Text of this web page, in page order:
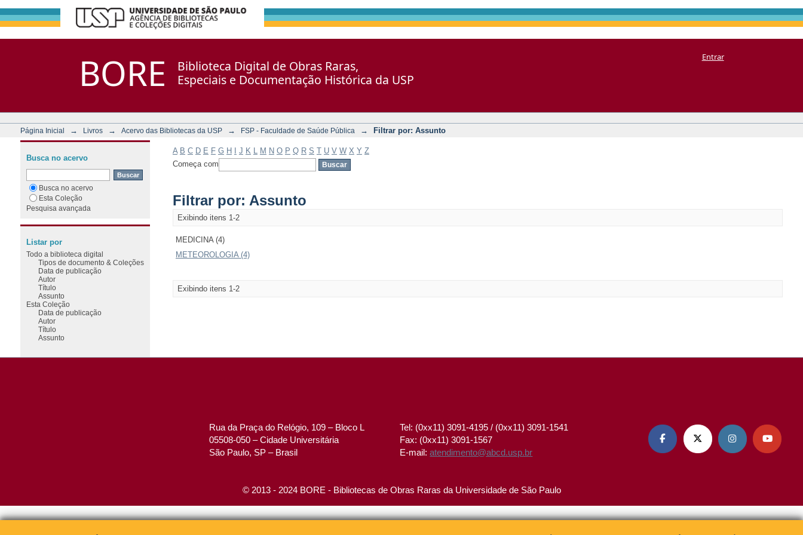
BORE
Biblioteca Digital de Obras Raras,
Especiais e Documentação Histórica da USP
Entrar
Página Inicial → Livros → Acervo das Bibliotecas da USP → FSP - Faculdade de Saúde Pública → Filtrar por: Assunto
A B C D E F G H J K M N O P Q R S T U V W X Y Z
Começa com
Filtrar por: Assunto
Exibindo itens 1-2
MEDICINA (4)
METEOROLOGIA (4)
Exibindo itens 1-2
Busca no acervo
Busca no acervo
Esta Coleção
Pesquisa avançada
Listar por
Todo a biblioteca digital
Tipos de documento & Coleções
Data de publicação
Autor
Título
Assunto
Esta Coleção
Data de publicação
Autor
Título
Assunto
Rua da Praça do Relógio, 109 – Bloco L
05508-050 – Cidade Universitária
São Paulo, SP – Brasil
Tel: (0xx11) 3091-4195 / (0xx11) 3091-1541
Fax: (0xx11) 3091-1567
E-mail:atendimento@abcd.usp.br
   
© 2013 - 2024 BORE - Bibliotecas de Obras Raras da Universidade de São Paulo